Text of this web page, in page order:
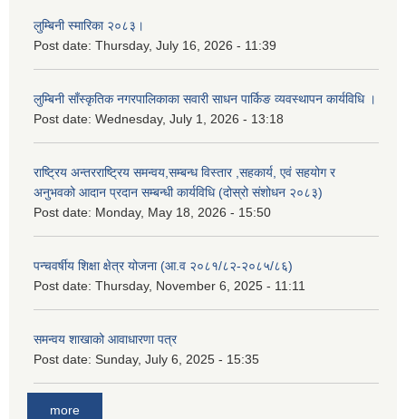
लुम्बिनी स्मारिका २०८३।
Post date: Thursday, July 16, 2026 - 11:39
लुम्बिनी साँस्कृतिक नगरपालिकाका सवारी साधन पार्किङ व्यवस्थापन कार्यविधि ।
Post date: Wednesday, July 1, 2026 - 13:18
राष्ट्रिय अन्तरराष्ट्रिय समन्वय,सम्बन्ध विस्तार ,सहकार्य, एवं सहयोग र
अनुभवको आदान प्रदान सम्बन्धी कार्यविधि (दोस्रो संशोधन २०८३)
Post date: Monday, May 18, 2026 - 15:50
पन्चवर्षीय शिक्षा क्षेत्र योजना (आ.व २०८१/८२-२०८५/८६)
Post date: Thursday, November 6, 2025 - 11:11
समन्वय शाखाको आवाधारणा पत्र
Post date: Sunday, July 6, 2025 - 15:35
more